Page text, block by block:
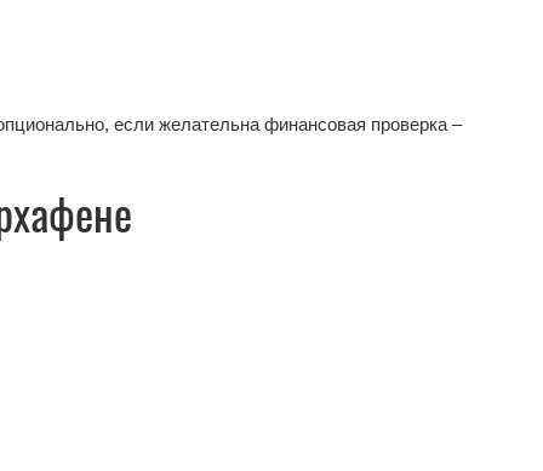
если желательна финансовая проверка –